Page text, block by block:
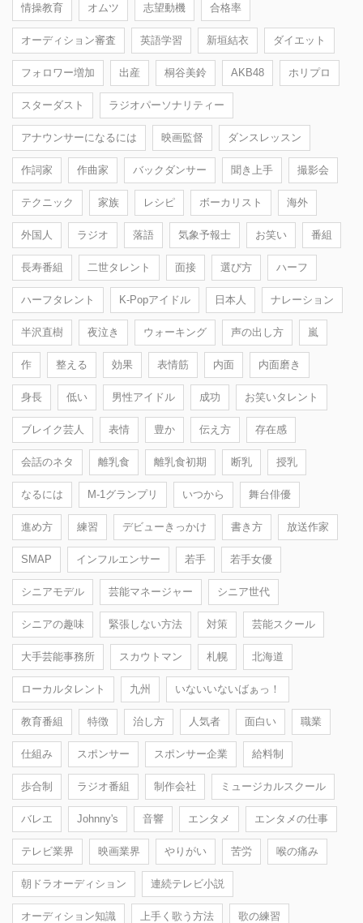
情操教育 オムツ 志望動機 合格率
オーディション審査 英語学習 新垣結衣 ダイエット
フォロワー増加 出産 桐谷美鈴 AKB48 ホリプロ
スターダスト ラジオパーソナリティー
アナウンサーになるには 映画監督 ダンスレッスン
作詞家 作曲家 バックダンサー 聞き上手 撮影会
テクニック 家族 レシピ ボーカリスト 海外
外国人 ラジオ 落語 気象予報士 お笑い 番組
長寿番組 二世タレント 面接 選び方 ハーフ
ハーフタレント K-Popアイドル 日本人 ナレーション
半沢直樹 夜泣き ウォーキング 声の出し方 嵐
作 整える 効果 表情筋 内面 内面磨き
身長 低い 男性アイドル 成功 お笑いタレント
ブレイク芸人 表情 豊か 伝え方 存在感
会話のネタ 離乳食 離乳食初期 断乳 授乳
なるには M-1グランプリ いつから 舞台俳優
進め方 練習 デビューきっかけ 書き方 放送作家
SMAP インフルエンサー 若手 若手女優
シニアモデル 芸能マネージャー シニア世代
シニアの趣味 緊張しない方法 対策 芸能スクール
大手芸能事務所 スカウトマン 札幌 北海道
ローカルタレント 九州 いないいないばぁっ！
教育番組 特徴 治し方 人気者 面白い 職業
仕組み スポンサー スポンサー企業 給料制
歩合制 ラジオ番組 制作会社 ミュージカルスクール
バレエ Johnny's 音響 エンタメ エンタメの仕事
テレビ業界 映画業界 やりがい 苦労 喉の痛み
朝ドラオーディション 連続テレビ小説
オーディション知識 上手く歌う方法 歌の練習